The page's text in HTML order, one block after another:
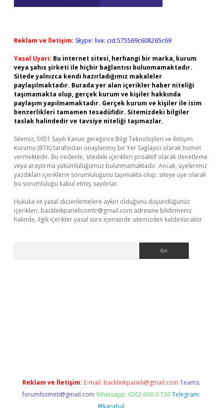
Reklam ve İletişim: Skype: live:.cid.575569c608265c69
Yasal Uyarı: Bu internet sitesi, herhangi bir marka, kurum
veya şahıs şirketi ile hiçbir bağlantısı bulunmamaktadır.
Sitede yalnızca kendi hazırladığımız makaleler
paylaşılmaktadır. Burada yer alan içerikler haber niteliği
taşımamakta olup, gerçek kurum ve kişiler hakkında
paylaşım yapılmamaktadır. Gerçek kurum ve kişiler ile isim
benzerlikleri tamamen tesadüfidir. Sitemizdeki bilgiler
taslak halindedir ve tavsiye niteliği taşımazlar.
Sitemiz, 5651 Sayılı Kanun gereğince Bilgi Teknolojileri ve İletişim
Kurumu (BTK) tarafından onaylanmış bir Yer Sağlayıcı olarak hizmet
vermektedir. Bu nedenle, sitedeki içerikleri proaktif olarak denetleme
veya araştırma yükümlülüğümüz bulunmamaktadır. Ancak, üyelerimiz
yazdıkları içeriklerin sorumluluğunu taşımakta olup, siteye üye olarak
bu sorumluluğu kabul etmiş sayılırlar.
Hukuka ve yasal düzenlemelere aykırı olduğunu düşündüğünüz
içerikleri, backlinkpanelicomtr@gmail.com adresine bildirmeniz
halinde, ilgili içerikler yasal süre içerisinde sitemizden kaldırılacaktır.
Reklam ve İletişim: E-mail: backlinkpaneli@gmail.com Teams:
forumhizmeti@gmail.com Whatsapp: 0262 606 0 726 Telegram:
@karabul